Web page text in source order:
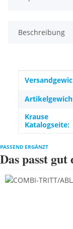
Beschreibung
Wert
Krause
Katalogseite:
PASSEND ERGÄNZT
Das passt gut